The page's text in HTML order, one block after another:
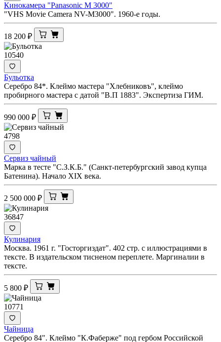
Кинокамера "Panasonic M 3000"
"VHS Movie Camera NV-M3000". 1960-е годы.
18 200 ₽
10540
Бульотка
Серебро 84*. Клеймо мастера "Хлебниковъ", клеймо
пробирного мастера с датой "В.П 1883". Экспертиза ГИМ.
990 000 ₽
4798
Сервиз чайный
Марка в тесте "С.З.К.Б." (Санкт-петербургский завод купца
Батенина). Начало XIX века.
2 500 000 ₽
36847
Кулинария
Москва. 1961 г. "Госторгиздат". 402 стр. с иллюстрациями в
тексте. В издательском тисненом переплете. Маргиналии в
тексте.
5 800 ₽
10771
Чайница
Серебро 84". Клеймо "К.Фаберже" под гербом Российской